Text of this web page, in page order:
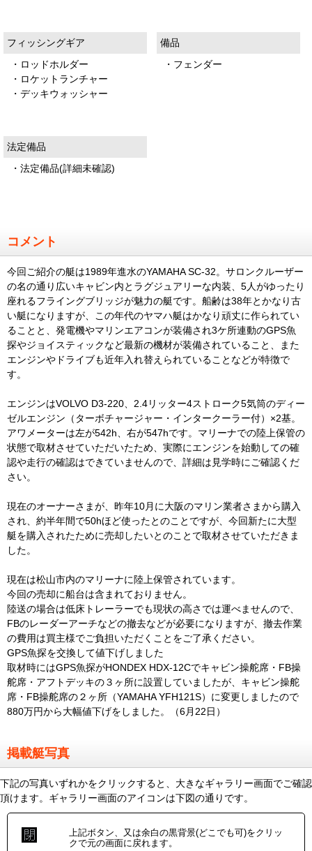
フィッシングギア
・ロッドホルダー
・ロケットランチャー
・デッキウォッシャー
備品
・フェンダー
法定備品
・法定備品(詳細未確認)
コメント
今回ご紹介の艇は1989年進水のYAMAHA SC-32。サロンクルーザー
の名の通り広いキャビン内とラグジュアリーな内装、5人がゆったり
座れるフライングブリッジが魅力の艇です。船齢は38年とかなり古
い艇になりますが、この年代のヤマハ艇はかなり頑丈に作られてい
ることと、発電機やマリンエアコンが装備され3ケ所連動のGPS魚
探やジョイスティックなど最新の機材が装備されていること、また
エンジンやドライブも近年入れ替えられていることなどが特徴で
す。
エンジンはVOLVO D3-220、2.4リッター4ストローク5気筒のディー
ゼルエンジン（ターボチャージャー・インタークーラー付）×2基。
アワメーターは左が542h、右が547hです。マリーナでの陸上保管の
状態で取材させていただいたため、実際にエンジンを始動しての確
認や走行の確認はできていませんので、詳細は見学時にご確認くだ
さい。
現在のオーナーさまが、昨年10月に大阪のマリン業者さまから購入
され、約半年間で50hほど使ったとのことですが、今回新たに大型
艇を購入されたために売却したいとのことで取材させていただきま
した。
現在は松山市内のマリーナに陸上保管されています。
今回の売却に船台は含まれておりません。
陸送の場合は低床トレーラーでも現状の高さでは運べませんので、
FBのレーダーアーチなどの撤去などが必要になりますが、撤去作業
の費用は買主様でご負担いただくことをご了承ください。
GPS魚探を交換して値下げしました
取材時にはGPS魚探がHONDEX HDX-12Cでキャビン操舵席・FB操
舵席・アフトデッキの３ヶ所に設置していましたが、キャビン操舵
席・FB操舵席の２ヶ所（YAMAHA YFH121S）に変更しましたので
880万円から大幅値下げをしました。（6月22日）
掲載艇写真
下記の写真いずれかをクリックすると、大きなギャラリー画面でご確認
頂けます。ギャラリー画面のアイコンは下図の通りです。
上記ボタン、又は余白の黒背景(どこでも可)をクリッ
クで元の画面に戻れます。